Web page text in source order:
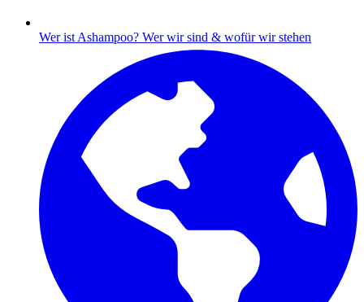
Wer ist Ashampoo? Wer wir sind & wofür wir stehen